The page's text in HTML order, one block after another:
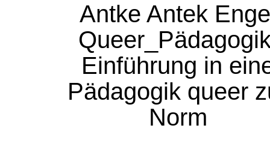
Antke Antek
Einführung in
Pädagogik queer
Norm